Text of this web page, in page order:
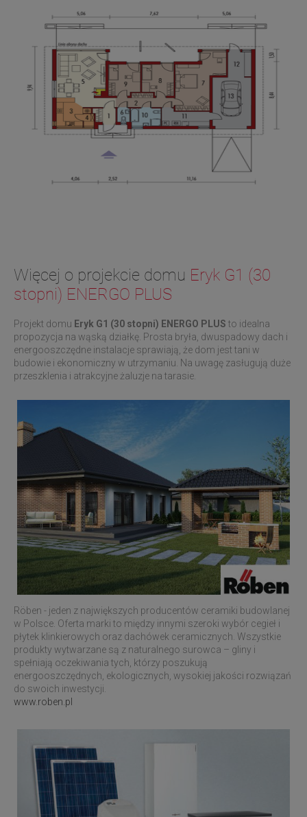
Więcej o projekcie domu Eryk G1 (30
stopni) ENERGO PLUS
Projekt domu Eryk G1 (30 stopni) ENERGO PLUS to idealna
propozycja na wąską działkę. Prosta bryła, dwuspadowy dach i
energooszczędne instalacje sprawiają, że dom jest tani w
budowie i ekonomiczny w utrzymaniu. Na uwagę zasługują duże
przeszklenia i atrakcyjne żaluzje na tarasie.
Röben - jeden z największych producentów ceramiki budowlanej
w Polsce. Oferta marki to między innymi szeroki wybór cegieł i
płytek klinkierowych oraz dachówek ceramicznych. Wszystkie
produkty wytwarzane są z naturalnego surowca – gliny i
spełniają oczekiwania tych, którzy poszukują
energooszczędnych, ekologicznych, wysokiej jakości rozwiązań
do swoich inwestycji.
www.roben.pl